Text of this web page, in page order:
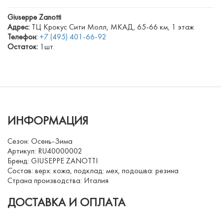
Giuseppe Zanotti
Адрес: ТЦ Крокус Сити Молл, МКАД, 65-66 км, 1 этаж
Телефон: +7 (495) 401-66-92
Остаток: 1шт.
ИНФОРМАЦИЯ
Сезон: Осень-Зима
Артикул: RU40000002
Бренд: GIUSEPPE ZANOTTI
Состав: верх: кожа, подклад: мех, подошва: резина
Страна производства: Италия
ДОСТАВКА И ОПЛАТА